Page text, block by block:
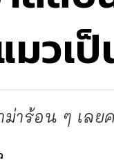
วเป็
ม่าร้อน ๆ เลย